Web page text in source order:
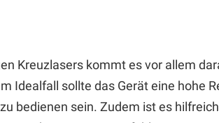
Kreuzlasers kommt es vor allem
Idealfall sollte das Gerät eine hohe
bedienen sein. Zudem ist es